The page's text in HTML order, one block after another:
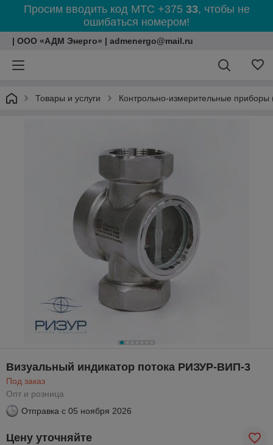
Просим вводить код МТС +375 33, чтобы не
ошибаться номером!
| ООО «АДМ Энерго» | admenergo@mail.ru
Товары и услуги Контрольно-измерительные
Визуальный индикатор потока РИЗУР-ВИП-3
Под заказ
Опт и розница
Отправка с 05 ноября 2026
Цену уточняйте